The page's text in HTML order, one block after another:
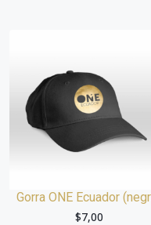
Gorra ONE Ecuador
$7,00